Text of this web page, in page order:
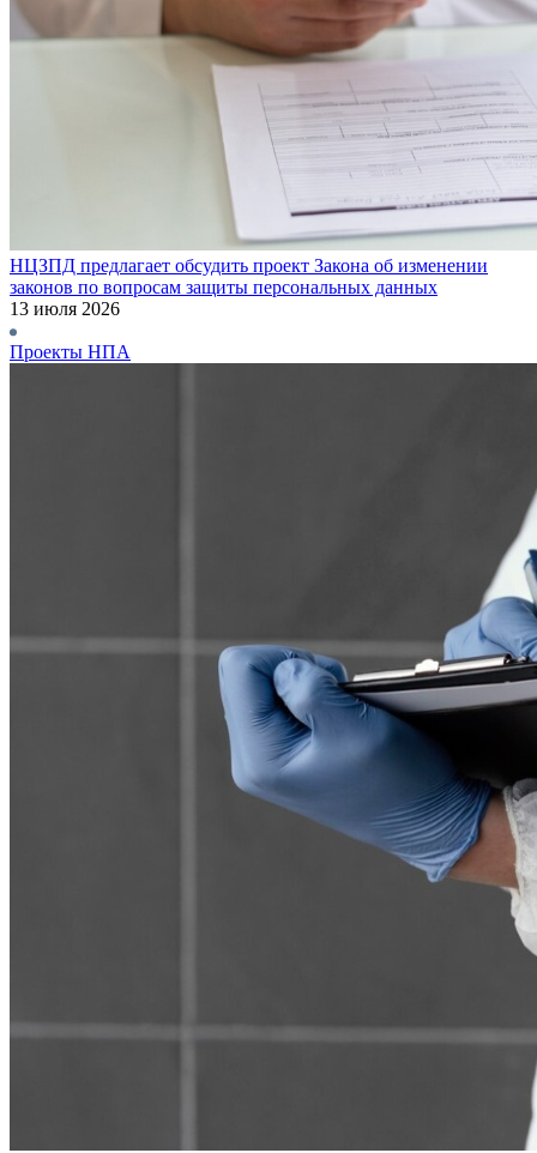
НЦЗПД предлагает обсудить проект Закона об изменении
законов по вопросам защиты персональных данных
13 июля 2026
Проекты НПА